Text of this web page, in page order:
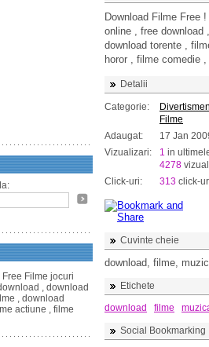
Filme jocuri
, download
, download
actiune , filme
Download Filme Free
online , free
download torente ,
horor , filme comedie ,
Detalii
Categorie:
Filme
Adaugat:
17 Jan
Vizualizari:
1 in
4278
Click-uri:
313 click-
Cuvinte cheie
download, filme,
Etichete
download
filme
Social Bookmarking